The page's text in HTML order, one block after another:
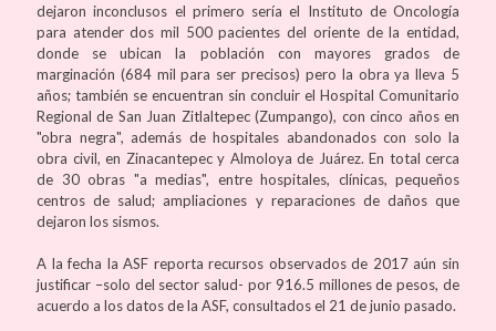
dejaron inconclusos el primero sería el Instituto de Oncología
para atender dos mil 500 pacientes del oriente de la entidad,
donde se ubican la población con mayores grados de
marginación (684 mil para ser precisos) pero la obra ya lleva 5
años; también se encuentran sin concluir el Hospital Comunitario
Regional de San Juan Zitlaltepec (Zumpango), con cinco años en
"obra negra", además de hospitales abandonados con solo la
obra civil, en Zinacantepec y Almoloya de Juárez. En total cerca
de 30 obras "a medias", entre hospitales, clínicas, pequeños
centros de salud; ampliaciones y reparaciones de daños que
dejaron los sismos.
A la fecha la ASF reporta recursos observados de 2017 aún sin
justificar –solo del sector salud- por 916.5 millones de pesos, de
acuerdo a los datos de la ASF, consultados el 21 de junio pasado.